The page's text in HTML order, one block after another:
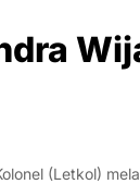
(Letkol)